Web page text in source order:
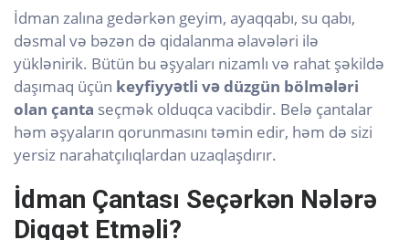
İdman zalına gedərkən geyim, ayaqqabı, su qabı,
dəsmal və bəzən də qidalanma əlavələri ilə
yüklənirik. Bütün bu əşyaları nizamlı və rahat şəkildə
daşımaq üçün keyfiyyətli və düzgün bölmələri
olan çanta seçmək olduqca vacibdir. Belə çantalar
həm əşyaların qorunmasını təmin edir, həm də sizi
yersiz narahatçılıqlardan uzaqlaşdırır.
İdman Çantası Seçərkən Nələrə
Diqqət Etməli?